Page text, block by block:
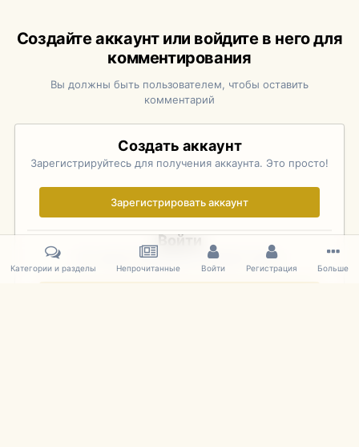
Создайте аккаунт или войдите в него для
комментирования
Вы должны быть пользователем, чтобы оставить
комментарий
Создать аккаунт
Зарегистрируйтесь для получения аккаунта. Это просто!
Зарегистрировать аккаунт
Войти
Уже зарегистрированы? Войдите здесь.
Категории и разделы Непрочитанные Войти Регистрация Больше